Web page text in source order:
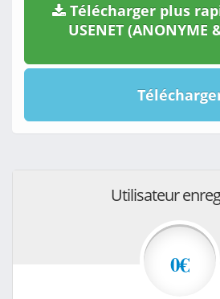
Télécharger plus
USENET (ANONYME
Utilisateur
0€